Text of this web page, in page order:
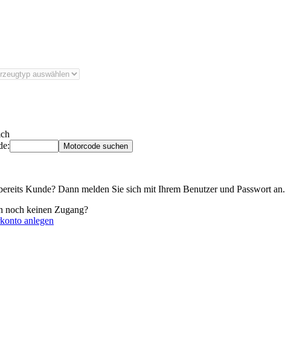
Motorcode suchen
Kunde? Dann melden Sie sich mit Ihrem Benutzer und Passwort an.
noch keinen Zugang?
anlegen